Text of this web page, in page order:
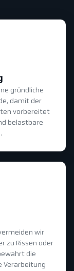
gründliche
damit der
vorbereitet
belastbare
wir
zu Rissen oder
die
Verarbeitung